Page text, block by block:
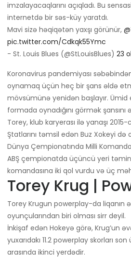
imzalayacaqlarını açıqladı. Bu
internetdə bir səs-küy yaratdı.
Mavi sizə həqiqətən yaxşı görünür,
pic.twitter.com/Cdkqk55Ymc
- St. Louis Blues (@StLouisBlues) 23
Koronavirus pandemiyası
oynamaq üçün heç bir şans əldə
mövsümünə yenidən başlayır. Ümid
formada oynadığını görmək şansını
Torey, klub karyerası ilə yanaşı
Ştatlarını təmsil edən Buz Xokeyi də
Dünya Çempionatında Milli
ABŞ çempionatda üçüncü yeri
komandasına iki qol vurdu və üç
Torey Krug |
Torey Krugun powerplay-da liqanın
oyunçularından biri olması sirr deyil.
İnkişaf edən Hokeyə görə, Krug’un
yuxarıdakı 11.2 powerplay skorları
arasında ikinci yerdədir.